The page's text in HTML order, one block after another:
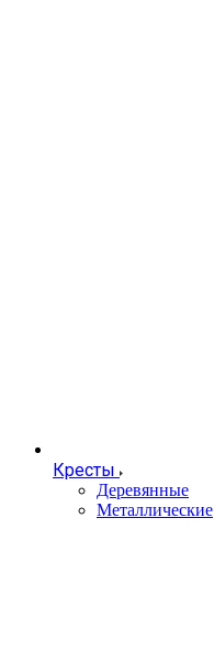
Кресты
Деревянные
Металлические